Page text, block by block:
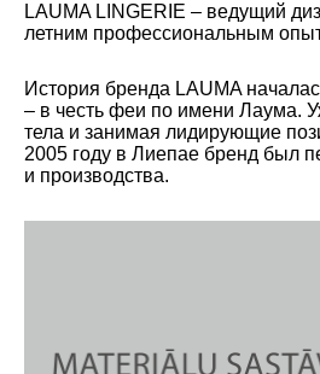
LAUMA LINGERIE – ведущий
летним профессиональным
История бренда LAUMA
– в честь феи по имени Лаума.
тела и занимая лидирующие
2005 году в Лиепае бренд был
и производства.